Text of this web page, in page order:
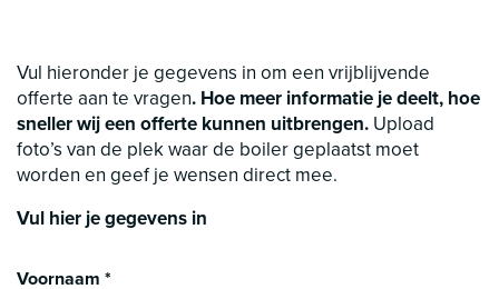
Vul hieronder je gegevens in om een vrijblijvende
offerte aan te vragen. Hoe meer informatie je deelt, hoe
sneller wij een offerte kunnen uitbrengen. Upload
foto’s van de plek waar de boiler geplaatst moet
worden en geef je wensen direct mee.
Vul hier je gegevens in
Voornaam *